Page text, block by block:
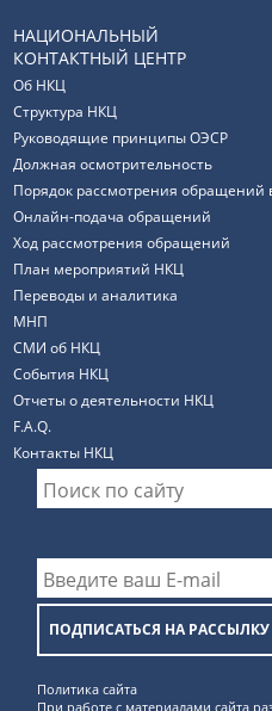
НАЦИОНАЛЬНЫЙ
КОНТАКТНЫЙ ЦЕНТР
Об НКЦ
Структура НКЦ
Руководящие принципы ОЭСР
Должная осмотрительность
Порядок рассмотрения обращений
Онлайн-подача обращений
Ход рассмотрения обращений
План мероприятий НКЦ
Переводы и аналитика
МНП
СМИ об НКЦ
События НКЦ
Отчеты о деятельности НКЦ
F.A.Q.
Контакты НКЦ
ПОДПИСАТЬСЯ НА РАССЫЛКУ
Политика сайта
При работе с материалами сайта